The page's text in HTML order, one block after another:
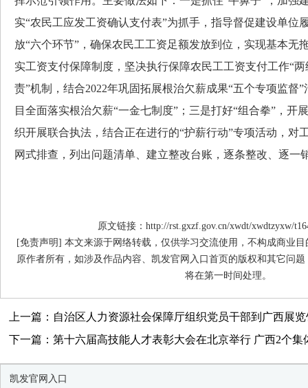
实“农民工应发工资确认支付表”为抓手，指导督促建设单位
放“六个环节”，确保农民工工资足额发放到位，实现基本无
实工资支付保障制度，坚决执行保障农民工工资支付工作“
责”机制，结合2022年巩固拓展根治欠薪成果“五个专项监督
目全面落实根治欠薪“一金七制度”；三是打好“组合拳”，开
织开展联合执法，结合正在进行的“护薪行动”专项活动，对
网式排查，列出问题清单、建立整改台账，逐条整改、逐一
原文链接：http://rst.gxzf.gov.cn/xwdt/xwdtzyxw/
[免责声明] 本文来源于网络转载，仅供学习交流使用，不构成商业
原作者所有，如涉及作品内容、凯发官网入口首页的版权和其它问
将在第一时间处理。
上一篇：自治区人力资源社会保障厅组织党员干部到广西展
下一篇：第十六届高技能人才表彰大会在北京举行 广西2个集
凯发官网入口